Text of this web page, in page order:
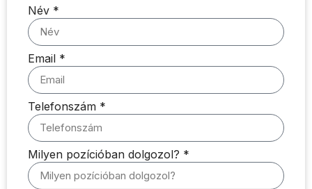
Név *
Email *
Telefonszám *
Milyen pozícióban dolgozol? *